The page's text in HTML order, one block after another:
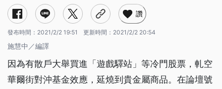
讚
發布時間： 2021/2/2 19:51 更新時間： 2021/2/2 20:54
施慧中／編譯
因為有散戶大舉買進「遊戲驛站」等冷門股票，軋空
華爾街對沖基金效應，延燒到貴金屬商品。在論壇號